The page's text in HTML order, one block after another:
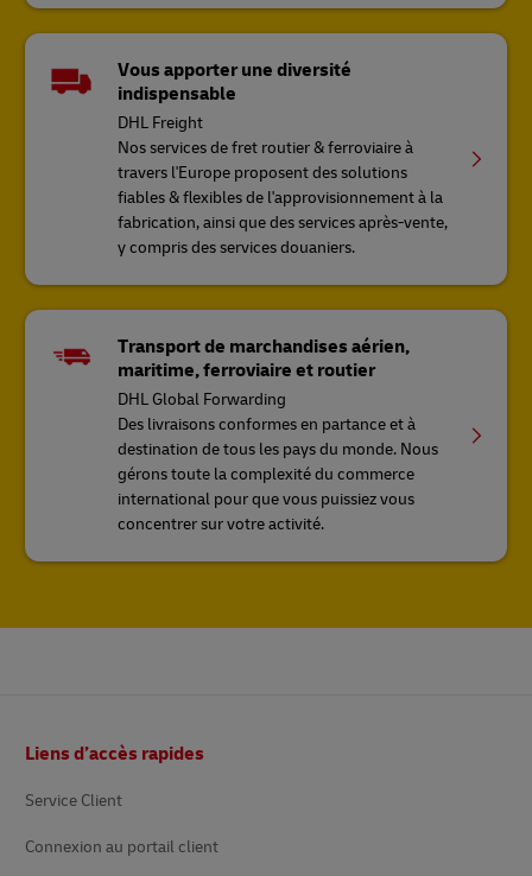
Vous apporter une diversité
indispensable
DHL Freight
Nos services de fret routier & ferroviaire à
travers l'Europe proposent des solutions
fiables & flexibles de l'approvisionnement à la
fabrication, ainsi que des services après-vente,
y compris des services douaniers.
Transport de marchandises aérien,
maritime, ferroviaire et routier
DHL Global Forwarding
Des livraisons conformes en partance et à
destination de tous les pays du monde. Nous
gérons toute la complexité du commerce
international pour que vous puissiez vous
concentrer sur votre activité.
de
Liens d’accès rapides
Service Client
Connexion au portail client